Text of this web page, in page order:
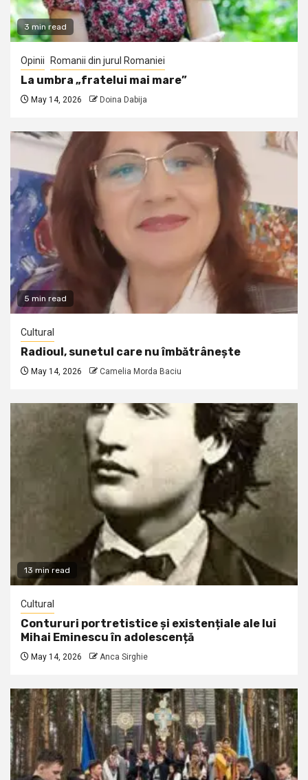
3 min read
Opinii Romanii din jurul Romaniei
La umbra „fratelui mai mare”
May 14, 2026 Doina Dabija
5 min read
Cultural
Radioul, sunetul care nu îmbătrânește
May 14, 2026 Camelia Morda Baciu
13 min read
Cultural
Contururi portretistice și existențiale ale lui
Mihai Eminescu în adolescență
May 14, 2026 Anca Sirghie